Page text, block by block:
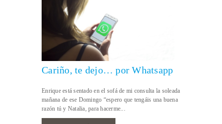
Cariño, te dejo… por Whatsapp
Enrique está sentado en el sofá de mi consulta la soleada
mañana de ese Domingo “espero que tengáis una buena
razón tú y Natalia, para hacerme...